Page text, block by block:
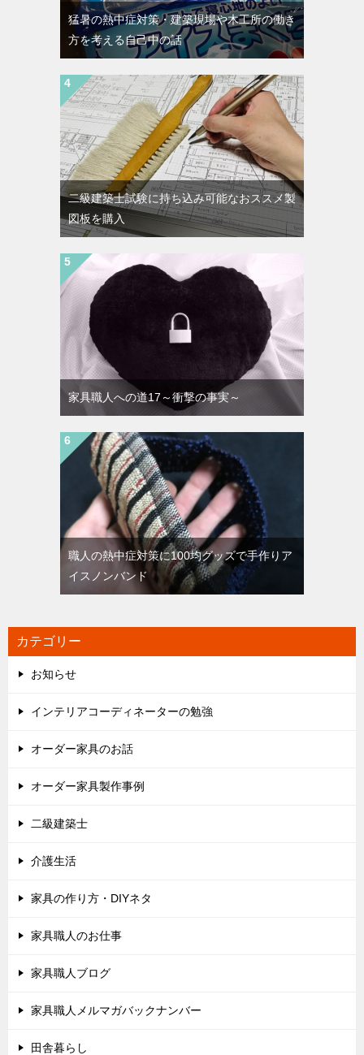
猛暑の熱中症対策・建築現場や木工所の働き
方を考える自己中の話
二級建築士試験に持ち込み可能なおススメ製
図板を購入
家具職人への道17～衝撃の事実～
職人の熱中症対策に100均グッズで手作りア
イスノンバンド
カテゴリー
お知らせ
インテリアコーディネーターの勉強
オーダー家具のお話
オーダー家具製作事例
二級建築士
介護生活
家具の作り方・DIYネタ
家具職人のお仕事
家具職人ブログ
家具職人メルマガバックナンバー
田舎暮らし